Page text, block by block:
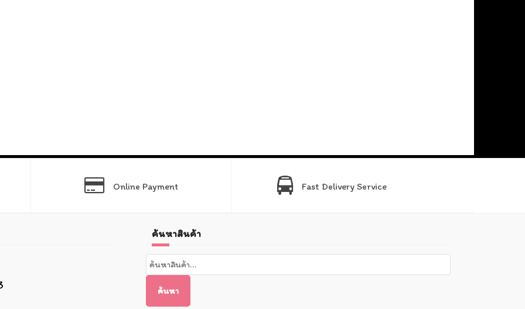
Online Payment Fast Delivery Service
ค้นหาสินค้า
ค้นหา:
ค้นหา